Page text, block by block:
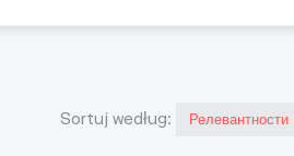
Sortuj według: